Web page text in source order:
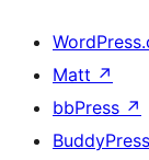
Matt ↗
bbPress ↗
BuddyPress